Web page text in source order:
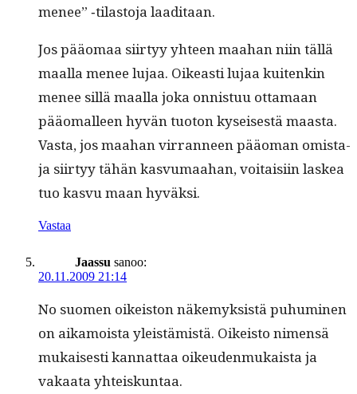
menee” ‑tilas­to­ja laaditaan.
Jos pääo­maa siir­tyy yhteen maa­han niin täl­lä
maal­la menee lujaa. Oikeasti lujaa kuitenkin
menee sil­lä maal­la joka onnis­tuu otta­maan
pääo­ma­lleen hyvän tuo­ton kyseis­es­tä maas­ta.
Vas­ta, jos maa­han vir­ran­neen pääo­man omis­ta­
ja siir­tyy tähän kasvu­maa­han, voitaisi­in laskea
tuo kasvu maan hyväksi.
Vastaa
Jaassu sanoo:
20.11.2009 21:14
No suomen oikeis­ton näke­myk­sistä puhumi­nen
on aikamoista yleistämistä. Oikeis­to nimen­sä
mukaises­ti kan­nat­taa oikeu­den­mukaista ja
vakaa­ta yhteiskuntaa.